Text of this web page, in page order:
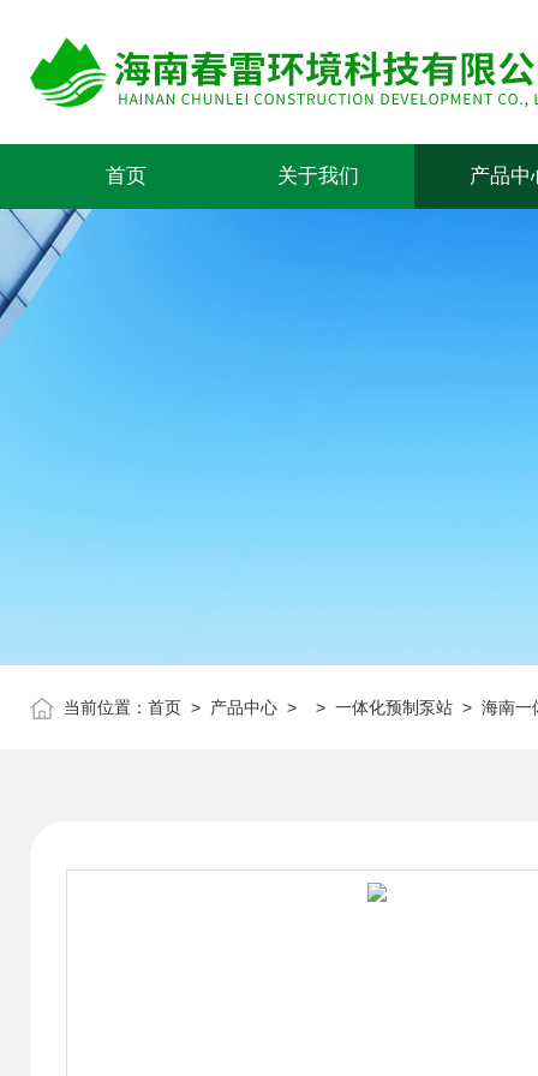
首页 关于我们 产品中
当前位置： 首页 > 产品中心 > > 一体化预制泵站 > 海南一